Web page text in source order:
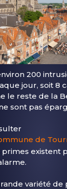
200
jour, soit 8
le reste de la
sont pas
de
primes existent
variété